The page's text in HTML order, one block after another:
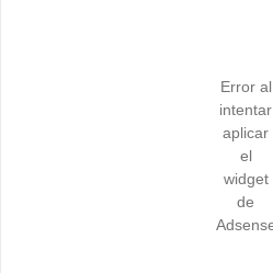
Error al
intentar
aplicar
el
widget
de